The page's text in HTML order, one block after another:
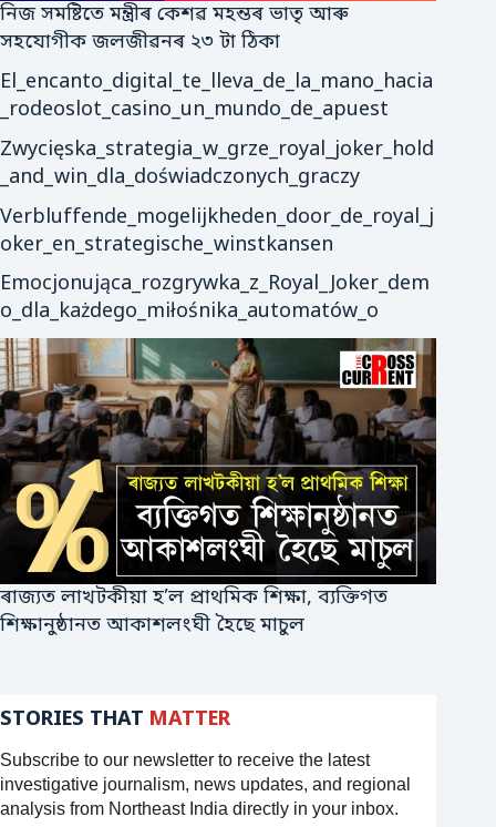
নিজ সমষ্টিতে মন্ত্ৰীৰ কেশৱ মহন্তৰ ভাতৃ আৰু
সহযোগীক জলজীৱনৰ ২৩ টা ঠিকা
El_encanto_digital_te_lleva_de_la_mano_hacia
_rodeoslot_casino_un_mundo_de_apuest
Zwycięska_strategia_w_grze_royal_joker_hold
_and_win_dla_doświadczonych_graczy
Verbluffende_mogelijkheden_door_de_royal_j
oker_en_strategische_winstkansen
Emocjonująca_rozgrywka_z_Royal_Joker_dem
o_dla_każdego_miłośnika_automatów_o
ৰাজ্যত লাখটকীয়া হ’ল প্ৰাথমিক শিক্ষা, ব্যক্তিগত
শিক্ষানুষ্ঠানত আকাশলংঘী হৈছে মাচুল
STORIES THAT MATTER
Subscribe to our newsletter to receive the latest
investigative journalism, news updates, and regional
analysis from Northeast India directly in your inbox.